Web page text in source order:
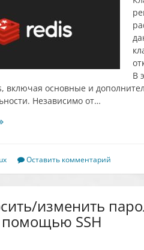
В
включая основные и
Независимо от…
Оставить комментарий
изменить
помощью SSH